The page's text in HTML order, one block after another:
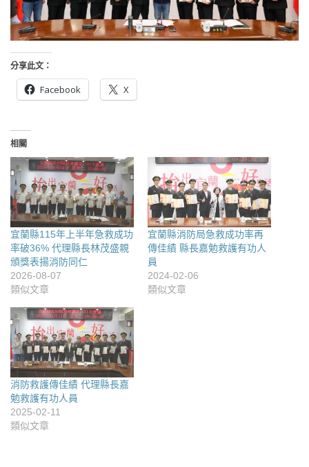
分享此文：
Facebook X
相關
宜蘭縣115年上半年急救成功
率破36% 代理縣長林茂盛親
頒獎表揚消防同仁
2026-08-07
類似文章
宜蘭縣消防局急救成功率再
傳佳績 縣長嘉勉救護有功人
員
2024-02-06
類似文章
消防救護傳佳績 代理縣長嘉
勉救護有功人員
2025-02-11
類似文章